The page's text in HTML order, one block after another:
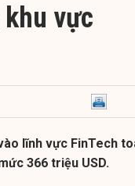
vực
lĩnh vực FinTech
366 triệu USD.